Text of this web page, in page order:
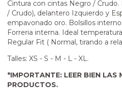
Cintura con cintas Negro /
/ Crudo), delantero Izquierdo y
empavonado oro. Bolsillos
Forreria interna. Ideal
Regular Fit ( Normal, tirando a
Talles: XS - S - M - L - XL.
*IMPORTANTE: LEER BIEN LAS
PRODUCTOS.